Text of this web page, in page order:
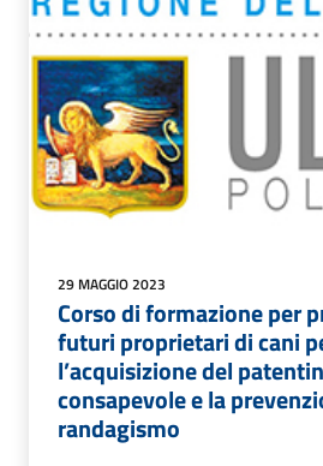
29 MAGGIO 2023
Corso di formazione per
futuri proprietari di cani
l’acquisizione del
consapevole e la
randagismo